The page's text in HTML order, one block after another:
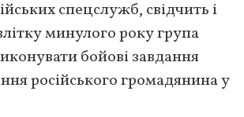
спецслужб, свідчить і
минулого року група
бойові завдання
російського громадянина у